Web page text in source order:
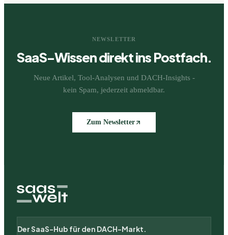
NEWSLETTER
SaaS-Wissen direkt ins Postfach.
Neue Artikel, Tool-Analysen und DACH-Insights -
kein Spam, jederzeit abmeldbar.
Zum Newsletter
Der SaaS-Hub für den DACH-Markt.